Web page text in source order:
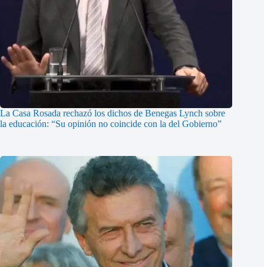
La Casa Rosada rechazó los dichos de Benegas Lynch sobre
la educación: “Su opinión no coincide con la del Gobierno”